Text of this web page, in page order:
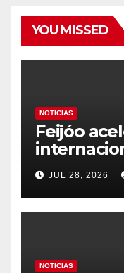
YOU MISSED
NOTICIAS
Feijóo
prioritario
gobierno
JUL 28, 2026
NOTICIAS